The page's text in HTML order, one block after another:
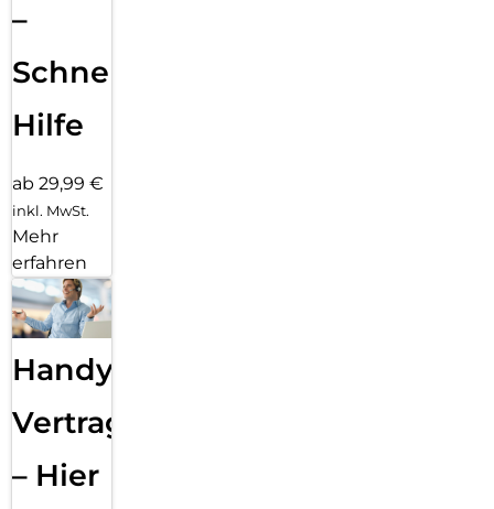
–
Schnelle
Hilfe
ab 29,99 €
inkl. MwSt.
Mehr
erfahren
Handy
Vertragsabwicklung
– Hier